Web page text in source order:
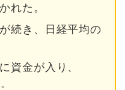
れた。
続き、日経平均の
資金が入り、